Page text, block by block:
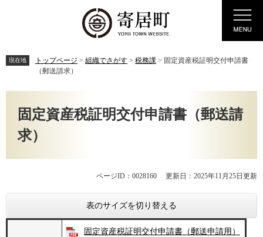
先
頭
す。
を
飛
し
現在地 トップページ > 組織でさがす > 税務課 > 固定資産税証明交付申請書
（郵送請求）
固定資産税証明交付申請書（郵送請
求）
ページID：0028160 更新日：2025年11月25日更新
表のサイズを切り替える
固定資産税証明交付申請書（郵送申請用）